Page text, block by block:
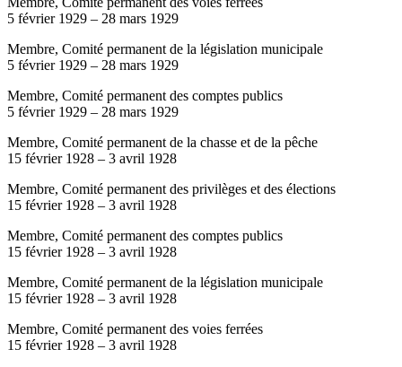
5 février 1929 – 28 mars 1929
Membre, Comité permanent de la législation municipale
5 février 1929 – 28 mars 1929
Membre, Comité permanent des comptes publics
5 février 1929 – 28 mars 1929
Membre, Comité permanent de la chasse et de la pêche
15 février 1928 – 3 avril 1928
Membre, Comité permanent des privilèges et des élections
15 février 1928 – 3 avril 1928
Membre, Comité permanent des comptes publics
15 février 1928 – 3 avril 1928
Membre, Comité permanent de la législation municipale
15 février 1928 – 3 avril 1928
Membre, Comité permanent des voies ferrées
15 février 1928 – 3 avril 1928